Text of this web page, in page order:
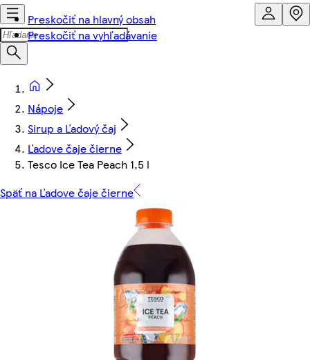
Preskočiť na hlavný obsah
Preskočiť na vyhľadávanie
Nápoje
Sirup a Ľadový čaj
Ľadove čaje čierne
Tesco Ice Tea Peach 1,5 l
Späť na Ľadove čaje čierne